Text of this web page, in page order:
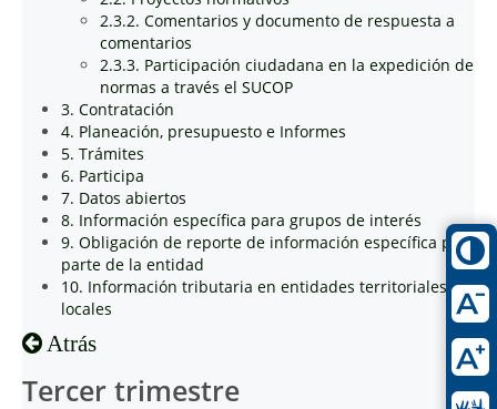
2.3.2. Comentarios y documento de respuesta a
comentarios
2.3.3. Participación ciudadana en la expedición de
normas a través el SUCOP
3. Contratación
4. Planeación, presupuesto e Informes
5. Trámites
6. Participa
7. Datos abiertos
8. Información específica para grupos de interés
9. Obligación de reporte de información específica por
parte de la entidad
10. Información tributaria en entidades territoriales
locales
Atrás
Tercer trimestre